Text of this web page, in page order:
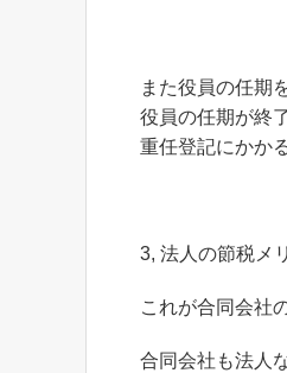
また役員の任期
役員の任期が終
重任登記にかか
3, 法人の節税メ
これが合同会社
合同会社も法人